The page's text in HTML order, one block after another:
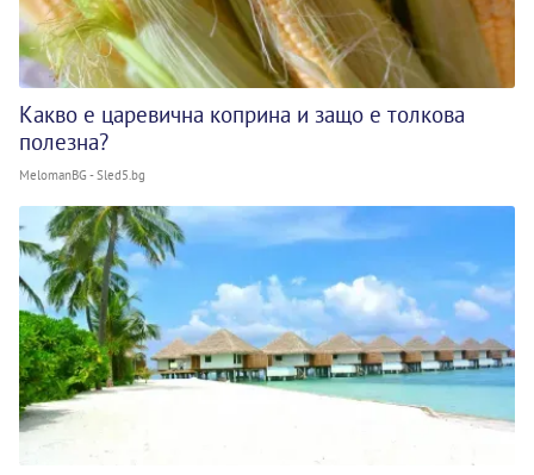
Какво е царевична коприна и защо е толкова
полезна?
MelomanBG - Sled5.bg